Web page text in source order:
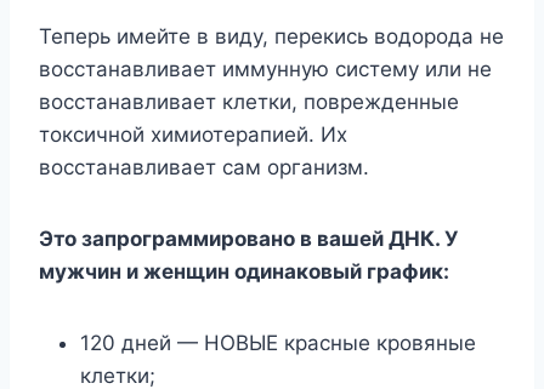
Теперь имейте в виду, перекись водорода не
восстанавливает иммунную систему или не
восстанавливает клетки, поврежденные
токсичной химиотерапией. Их
восстанавливает сам организм.
Это запрограммировано в вашей ДНК. У
мужчин и женщин одинаковый график:
120 дней — НОВЫЕ красные кровяные
клетки;